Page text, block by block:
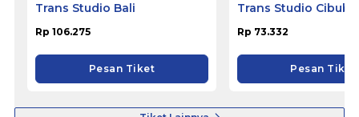
Trans Studio Bali
Rp 106.275
Pesan Tiket
Trans Studio
Rp 73.332
Pesan Tiket